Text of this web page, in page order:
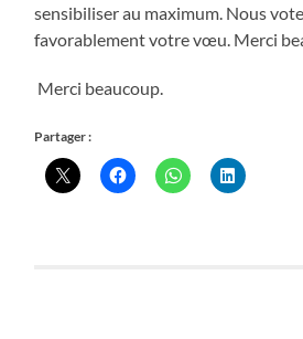
sensibiliser au maximum. Nous
favorablement votre vœu. Merci
Merci beaucoup.
Partager :